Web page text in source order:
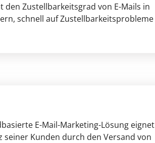
Zustellbarkeitsgrad von E-Mails in
schnell auf Zustellbarkeitsprobleme
E-Mail-Marketing-Lösung eignet
Kunden durch den Versand von